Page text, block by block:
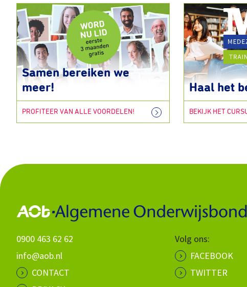
Samen bereiken we
meer!
PROFITEER VAN ALLE VOORDELEN!
Haal het
BEKIJK HET
0900 463 62 62
info@aob.nl
CONTACT
Volg ons:
FACEBOOK
TWITTER